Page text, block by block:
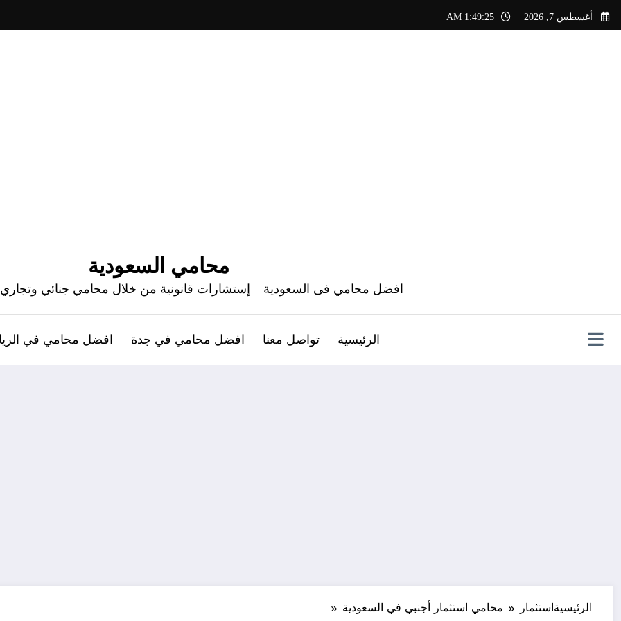
التجاوز
إلى
أغسطس 7, 2026 1:49:26 AM
محامي السعودية
افضل محامي فى السعودية – إستشارات قانونية من خلال محامي جنائي وتجاري
الرئيسية تواصل معنا افضل محامي في جدة افضل محامي في
الرئيسيةاستثمار محامي استثمار أجنبي في السعودية